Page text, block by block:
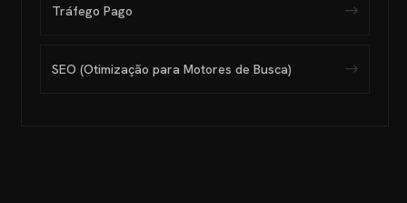
Tráfego Pago
SEO (Otimização para Motores de Busca)